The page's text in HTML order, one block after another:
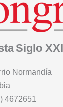
Siglo XXI
Normandía
4672651